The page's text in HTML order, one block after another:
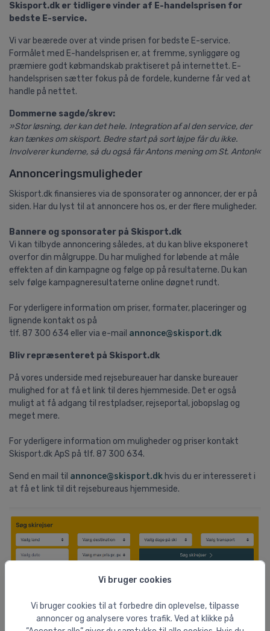
Vi bruger cookies
Vi bruger cookies til at forbedre din oplevelse, tilpasse
annoncer og analysere vores trafik. Ved at klikke på
Skisport.dk er tidligere vinder af E-handelsprisen for
bedste E-service.
Vi var beærede over at vinde prisen for bedste E-service.
Formålet med E-handelsprisen er, at fremme, synliggøre og
præmiere godt købmandskab praktiseret på internettet. E-
handelsprisen sætter fokus på de fordele, kunderne får ved at
handle på nettet.
Dommerne sagde/skrev:
»Stor løsning, der kan det hele. Integration af al den service, der
kan tænkes om skisport. Bedre start på sort løjpe får du ikke.
Involverer kunderne, så du også får Antons mening om St. Anton!«
Annonceringsmuligheder
Skisport.dk finansieres via de sponsorater og annoncer, der er på
siden. Har du lyst til at annoncere hos os, er der flere muligheder.
Bannere og sponsorater på Skisport.dk
Vi kan tilbyde annoncering således, at du kan blive eksponeret
overfor din målgruppe. Du har mulighed for løbende at måle
effekten af din kampagne og følge op på resultaterne. Du kan
selv følge kampagneresultaterne online døgnet rundt.
For yderligere information om priser, formater, placeringer og
lignende kontakt os på
tlf. 87 300 634 eller via e-mail annonce@skisport.dk
Bliv repræsenteret på Skisport.dk
På vores underside med rejsebureauer har danske bureauer
mulighed for at få et link til deres hjemmeside. Det er også
muligt at få adgang til restpladser, rejseportal, jobopslag og
meget mere.
For yderligere information om muligheder og priser kontakt
Skisport.dk ApS på tlf. 87 300 634.
Send en mail til annonce@skisport.dk hvis du er interesseret i
at få et link til dit rejsebureaus hjemmeside.
Hvis du ønsker informationer om Skisport.dk eller vil en
kommentar / ekspertbistand til et område relateret til skiferie